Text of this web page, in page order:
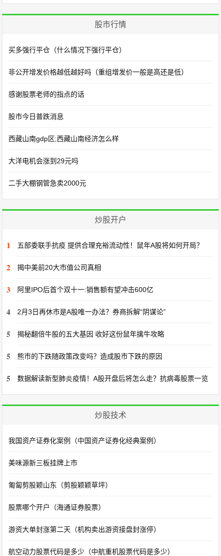
股市行情
买多强行平仓（什么情况下强行平仓）
非公开增发价格越低越好吗（重组增发价一般是高还是低）
感谢股票老师的指点的话
股市今日普跌消息
西藏山南gdp区;西藏山南经济怎么样
大洋电机会涨到29元吗
二手大棚钢管急卖2000元
炒股开户
1 五部委联手抗疫 提供合理充裕流动性！鼠年A股将如何开局？
2 揭中美前20大市值公司真相
3 阿里IPO后首个双十一:销售额有望冲击600亿
4 2月3日再休市是A股唯一办法？券商拆解“阴谋论”
5 揭秘翻倍牛股的五大基因 收好这份鼠年擒牛攻略
5 熊市的下跌随政策改变吗？造成股市下跌的原因
5 数据解读新型肺炎疫情！A股开盘后将怎么走？抗病毒股票一览
炒股技术
我国资产证券化案例（中国资产证券化经典案例）
美味源新三板挂牌上市
匍匐剪股颖山东（剪股颖颖草坪）
股票哪个开户（海通证券股票）
游资大单封涨第二天（机构卖出游资接盘封涨停）
航空动力股票代码是多少（中航重机股票代码是多少）